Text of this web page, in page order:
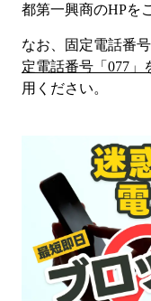
都第一興商のHPを
なお、固定電話番号
定電話番号「 077 」
用ください。